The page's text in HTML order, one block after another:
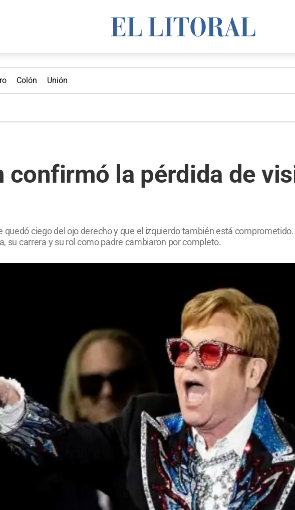
Colón Unión
confirmó la pérdida de
quedó ciego del ojo derecho y que el izquierdo también está
su carrera y su rol como padre cambiaron por completo.